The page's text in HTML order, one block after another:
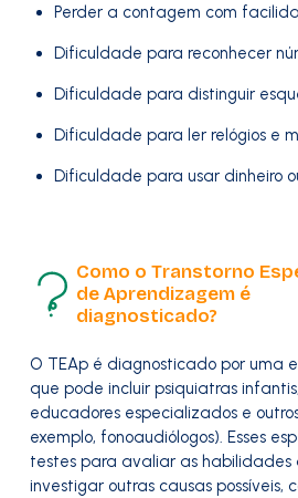
Perder a contagem com
Dificuldade para reconhecer
Dificuldade para distinguir
Dificuldade para ler relógios e
Dificuldade para usar dinheiro
Como o Transtorno
de Aprendizagem é
diagnosticado?
O TEAp é diagnosticado por uma
que pode incluir psiquiatras
educadores especializados e
exemplo, fonoaudiólogos). Esses
testes para avaliar as habilidades
investigar outras causas possíveis,